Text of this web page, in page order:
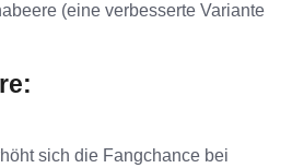
(eine verbesserte Variante
sich die Fangchance bei